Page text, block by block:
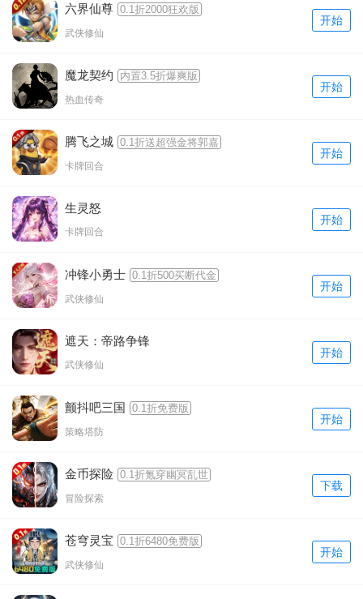
六界仙尊 0.1折2000狂欢版
武侠修仙
开始
魔龙契约 内置3.5折爆爽版
热血传奇
开始
腾飞之城 0.1折送超强金将郭嘉
卡牌回合
开始
生灵怒
卡牌回合
开始
冲锋小勇士 0.1折500买断代金
武侠修仙
开始
遮天：帝路争锋
武侠修仙
开始
颤抖吧三国 0.1折免费版
策略塔防
开始
金币探险 0.1折氪穿幽冥乱世
冒险探索
下载
苍穹灵宝 0.1折6480免费版
武侠修仙
开始